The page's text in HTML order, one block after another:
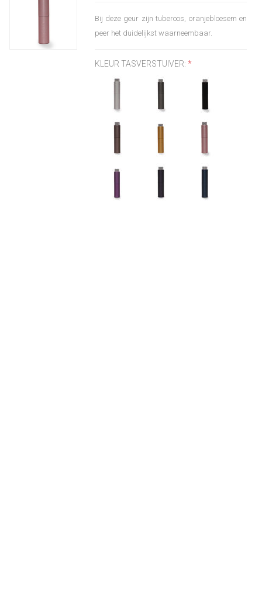
Bij deze geur zijn tuberoos, oranjebloesem en
peer het duidelijkst waarneembaar.
KLEUR TASVERSTUIVER: *